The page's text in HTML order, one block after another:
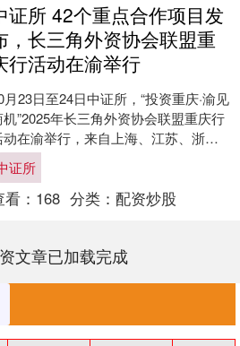
证所 42个重点合作项目发
，长三角外资协会联盟重
行活动在渝举行
月23日至24日中证所，“投资重庆·渝见
机”2025年长三角外资协会联盟重庆行
动在渝举行，来自上海、江苏、浙
安徽等地外资协会和外资企业的50
负责....
证所
： 168 分类： 配资炒股
文章已加载完成